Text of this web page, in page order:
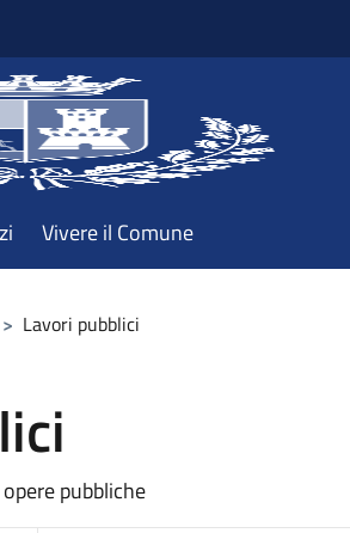
Vivere il Comune
> Lavori pubblici
pubbliche